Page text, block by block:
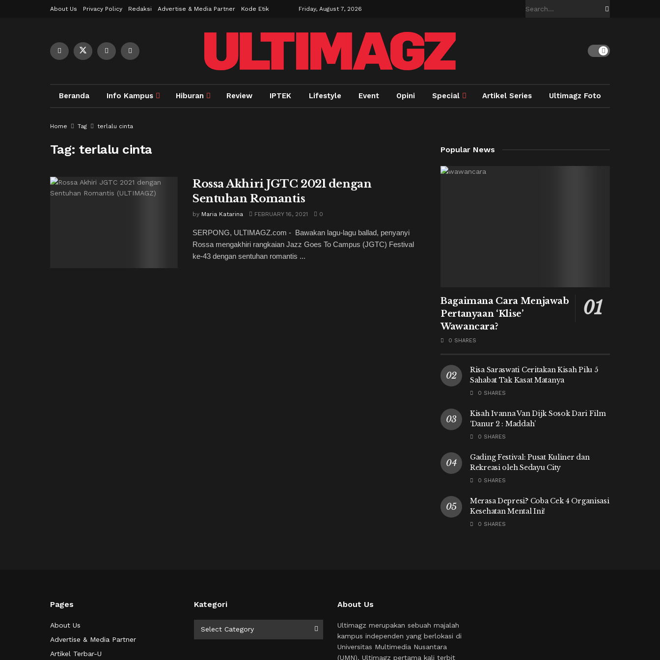
About Us Privacy Policy Redaksi Advertise & Media Partner Kode Etik Friday, August 7, 2026
Beranda Info Kampus Hiburan Review IPTEK Lifestyle Event Opini Special Artikel Series Ultimagz Foto
Home Tag terlalu cinta
Tag:terlalu cinta
Rossa Akhiri JGTC 2021 dengan
Sentuhan Romantis
by Maria Katarina FEBRUARY 16, 2021 0
SERPONG, ULTIMAGZ.com - Bawakan lagu-lagu ballad, penyanyi
Rossa mengakhiri rangkaian Jazz Goes To Campus (JGTC) Festival
ke-43 dengan sentuhan romantis ...
Popular News
Bagaimana Cara Menjawab
Pertanyaan ‘Klise’
Wawancara?
0 SHARES
Risa Saraswati Ceritakan Kisah Pilu 5
Sahabat Tak Kasat Matanya
0 SHARES
Kisah Ivanna Van Dijk Sosok Dari Film
‘Danur 2 : Maddah’
0 SHARES
Gading Festival: Pusat Kuliner dan
Rekreasi oleh Sedayu City
0 SHARES
Merasa Depresi? Coba Cek 4 Organisasi
Kesehatan Mental Ini!
0 SHARES
Pages
About Us
Advertise & Media Partner
Artikel Terbar-U
Kategori
Select Category
About Us
Ultimagz merupakan sebuah majalah
kampus independen yang berlokasi di
Universitas Multimedia Nusantara
(UMN). Ultimagz pertama kali terbit